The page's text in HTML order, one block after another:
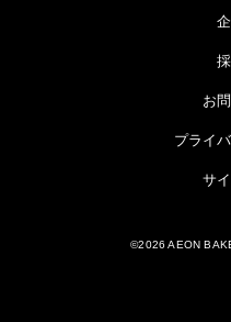
お
プライ
サ
©2026 AEON